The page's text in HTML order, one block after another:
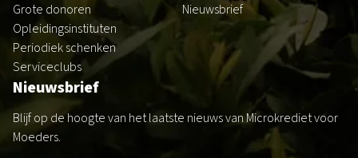
Grote donoren
Opleidingsinstituten
Periodiek schenken
Serviceclubs
Nieuwsbrief
Nieuwsbrief
Blijf op de hoogte van het laatste nieuws van Microkrediet voor
Moeders.